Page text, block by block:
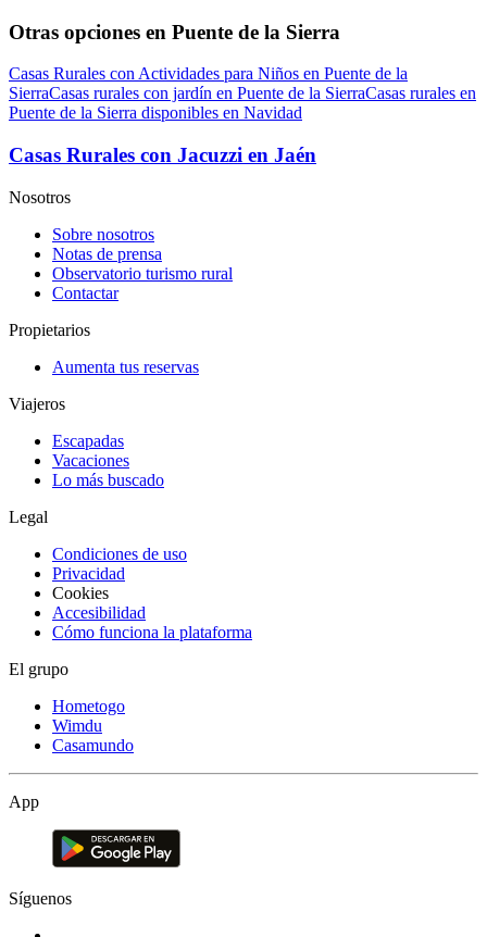
Otras opciones en Puente de la Sierra
Casas Rurales con Actividades para Niños en Puente de la
SierraCasas rurales con jardín en Puente de la SierraCasas rurales en
Puente de la Sierra disponibles en Navidad
Casas Rurales con Jacuzzi en Jaén
Nosotros
Sobre nosotros
Notas de prensa
Observatorio turismo rural
Contactar
Propietarios
Aumenta tus reservas
Viajeros
Escapadas
Vacaciones
Lo más buscado
Legal
Condiciones de uso
Privacidad
Cookies
Accesibilidad
Cómo funciona la plataforma
El grupo
Hometogo
Wimdu
Casamundo
App
Síguenos